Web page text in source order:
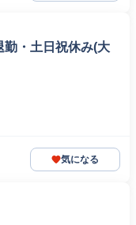
・土日祝休み(大
気になる